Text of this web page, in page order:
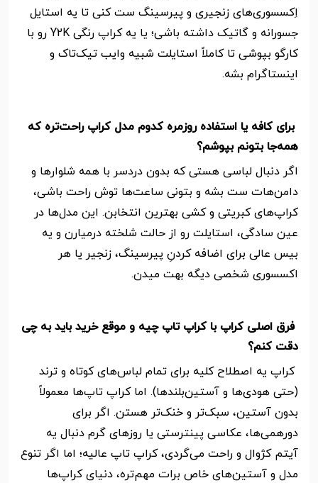
اِکسسوری‌های زنجیری و پیرسینگ ست کنی تا یه استایل
جسورانه و گاتیک داشته باشی؛ یا یه کراپ رنگی Y2K رو با
کارگو بپوشی تا کاملاً استایلت شبیه وایب تیک‌تاک و
اینستاگرام بشه.
برای کافه یا استفاده روزمره کدوم مدل کراپ راحت‌تره که
همه‌جا بتونم بپوشم؟
اگر دنبال لباسی هستی که بدون دردسر با همه شلوارها و
دامن‌هات ست بشه و بتونی ساعت‌ها توش راحت باشی،
کراپ‌های کبریتی و کشی بهترین انتخابن. این مدل‌ها در
عین سادگی، استایلت رو از حالت شلخته درمیارن و یه
بیس عالی برای اضافه کردنِ پیرسینگ، زنجیر یا هر
اکسسوری شخصی دیگه بهت میدن.
فرق اصلی کراپ با کراپ تاپ چیه و موقع خرید باید به چی
دقت کنم؟
کراپ یه اصطلاح کلیه برای تمام لباس‌های کوتاه و ترند
(حتی هودی‌ها و آستین‌بلندها). اما کراپ تاپ‌ها معمولاً
بدون آستین، سبک‌تر و خنک‌تر هستن. اگر برای
دورهمی‌ها، عکاسی پینترستی یا روزهای گرم دنبال یه
آیتم کژوال و راحت می‌گردی، کراپ تاپ عالیه؛ اما اگر تنوع
مدل و آستین‌های خاص برات مهم‌تره، دنیای کراپ‌ها